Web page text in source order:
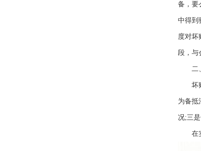
备，要
中得到
度对坏
段，与
二、
坏账
为备抵
况;三
在实